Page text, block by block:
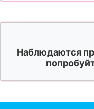
Наблюдаются